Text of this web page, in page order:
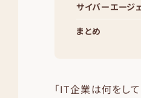
サイバーエージ
まとめ
「IT企業は何をし